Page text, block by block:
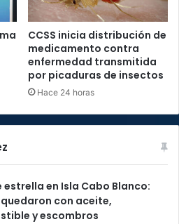
CCSS inicia distribución de
medicamento contra
enfermedad transmitida
por picaduras de insectos
Hace 24 horas
estrella en Isla Cabo Blanco:
con aceite,
y escombros